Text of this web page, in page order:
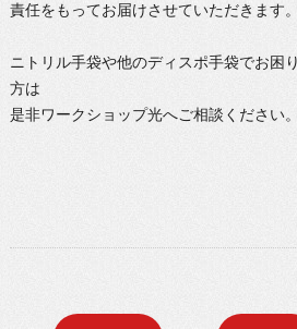
責任をもってお届けさせていただきます。
ニトリル手袋や他のディスポ手袋でお困
方は
是非ワークショップ光へご相談ください